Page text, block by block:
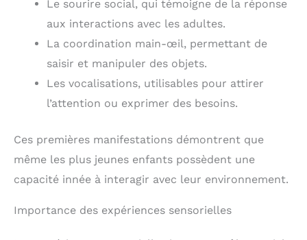
Le sourire social, qui témoigne de la réponse
aux interactions avec les adultes.
La coordination main-œil, permettant de
saisir et manipuler des objets.
Les vocalisations, utilisables pour attirer
l’attention ou exprimer des besoins.
Ces premières manifestations démontrent que
même les plus jeunes enfants possèdent une
capacité innée à interagir avec leur environnement.
Importance des expériences sensorielles